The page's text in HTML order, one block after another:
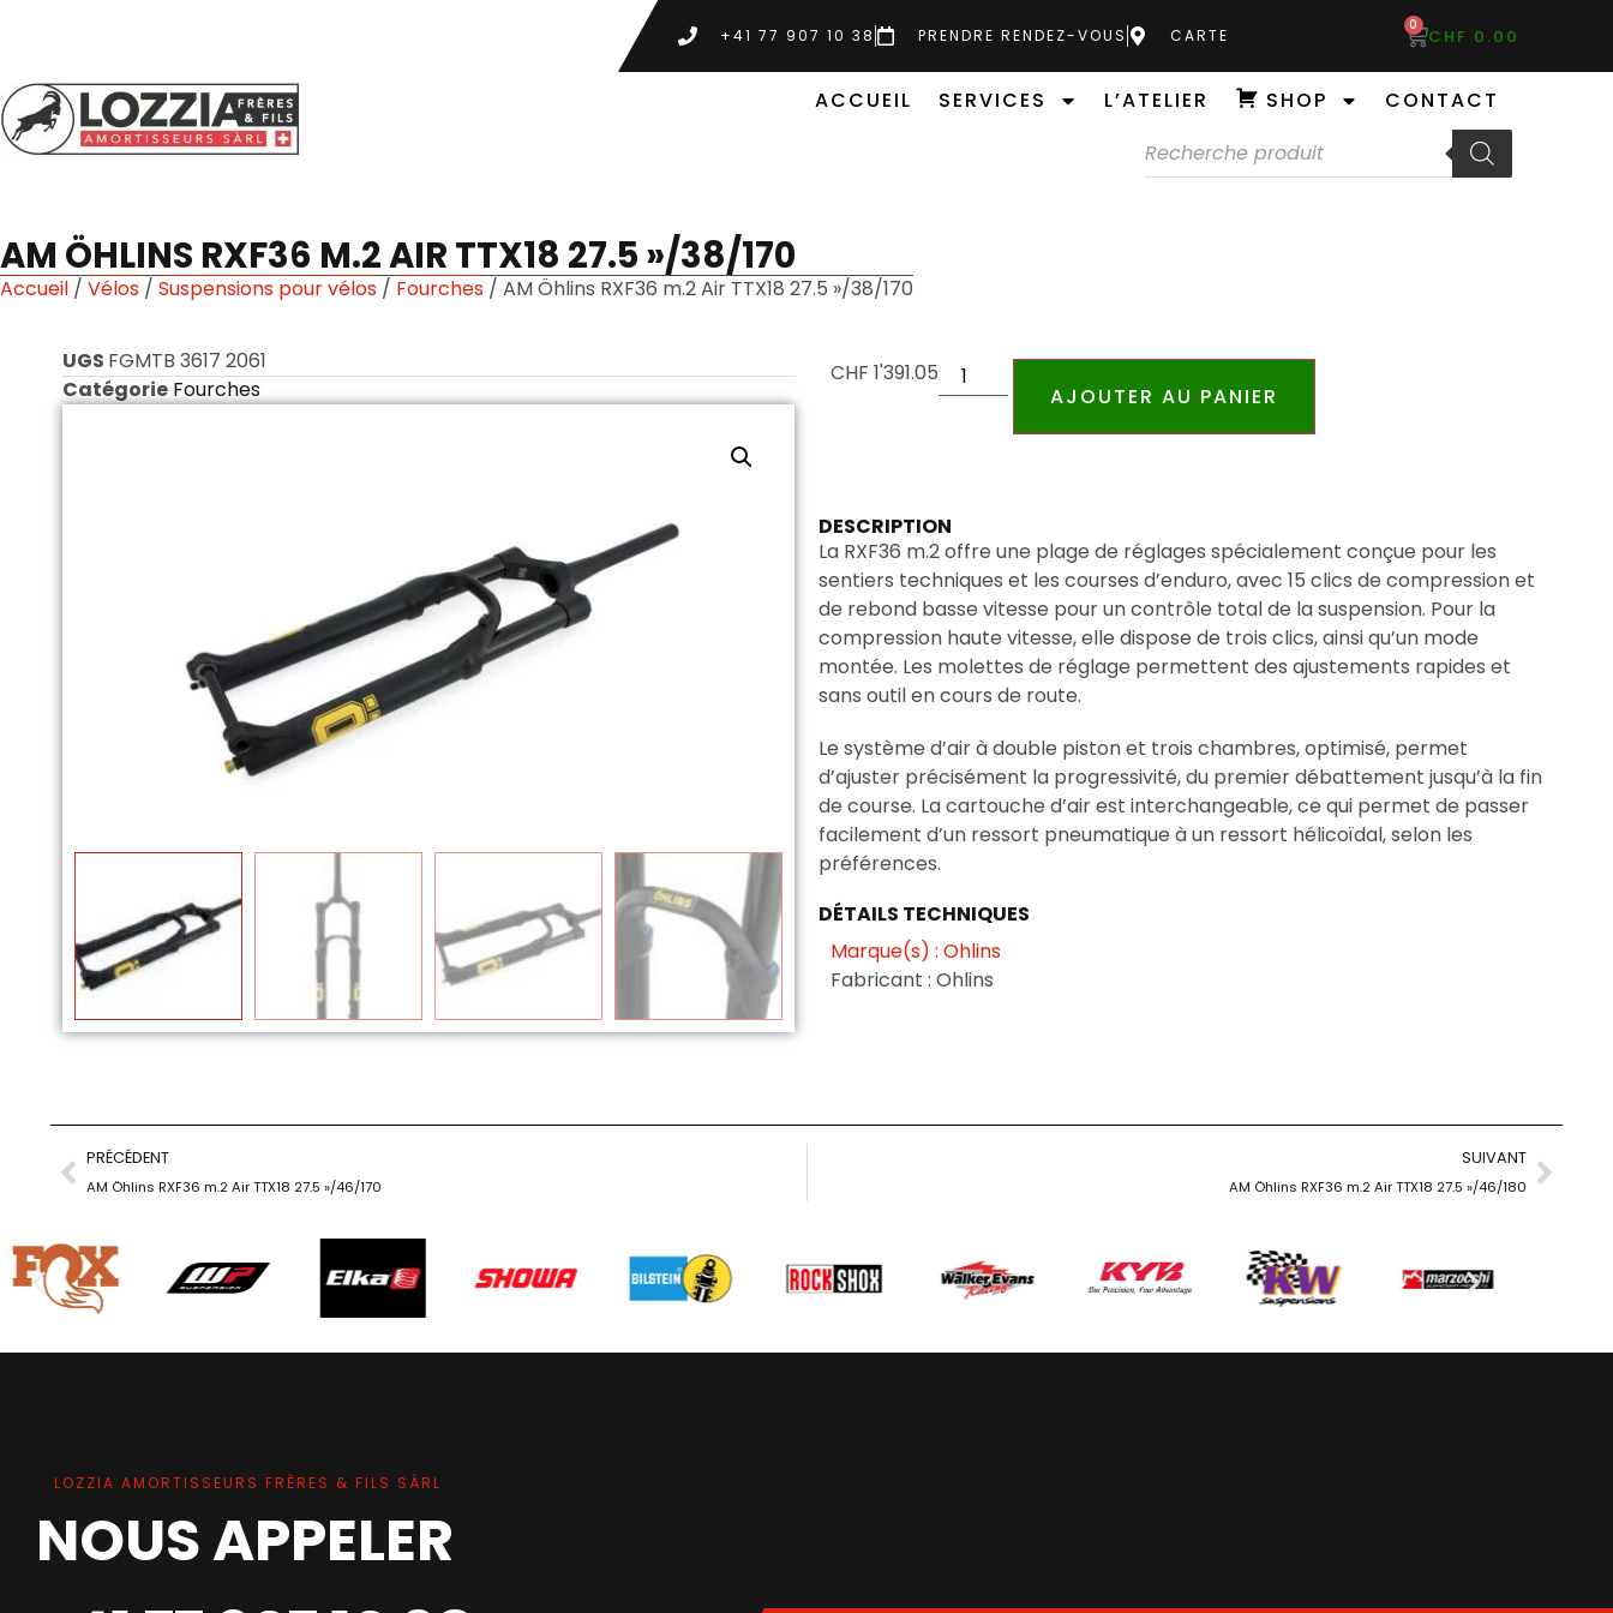
+41 77 907 10 38 PRENDRE RENDEZ-VOUS CARTE CHF 0.00
0
ACCUEIL SERVICES L’ATELIER SHOP CONTACT
AM ÖHLINS RXF36 M.2 AIR TTX18 27.5 »/38/170
Accueil / Vélos / Suspensions pour vélos / Fourches / AM Öhlins RXF36 m.2 Air TTX18 27.5 »/38/170
UGS FGMTB 3617 2061
Catégorie Fourches
CHF 1'391.05
AJOUTER AU PANIER
DESCRIPTION
La RXF36 m.2 offre une plage de réglages spécialement conçue pour les
sentiers techniques et les courses d’enduro, avec 15 clics de compression et
de rebond basse vitesse pour un contrôle total de la suspension. Pour la
compression haute vitesse, elle dispose de trois clics, ainsi qu’un mode
montée. Les molettes de réglage permettent des ajustements rapides et
sans outil en cours de route.
Le système d’air à double piston et trois chambres, optimisé, permet
d’ajuster précisément la progressivité, du premier débattement jusqu’à la fin
de course. La cartouche d’air est interchangeable, ce qui permet de passer
facilement d’un ressort pneumatique à un ressort hélicoïdal, selon les
préférences.
DÉTAILS TECHNIQUES
Marque(s) : Ohlins
Fabricant : Ohlins
PRÉCÉDENT
AM Öhlins RXF36 m.2 Air TTX18 27.5 »/46/170
SUIVANT
AM Öhlins RXF36 m.2 Air TTX18 27.5 »/46/180
LOZZIA AMORTISSEURS FRÈRES & FILS SÀRL
NOUS APPELER